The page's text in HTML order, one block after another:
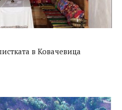
в Ковачевица